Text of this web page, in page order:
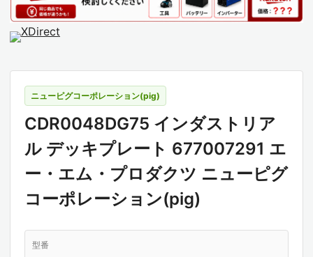
ニューピグコーポレーション(pig)
CDR0048DG75 インダストリア
ル デッキプレート 677007291 エ
ー・エム・プロダクツ ニューピグ
コーポレーション(pig)
型番